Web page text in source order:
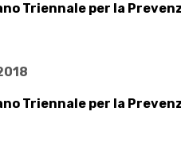
Triennale per la
Triennale per la